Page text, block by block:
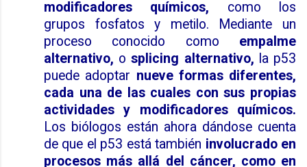
modificadores químicos, como los
grupos fosfatos y metilo. Mediante un
proceso conocido como empalme
alternativo, osplicing alternativo, la p53
puede adoptar nueve formas diferentes,
cada una de las cuales con sus propias
actividades y modificadores químicos.
Los biólogos están ahora dándose cuenta
de que el p53 está también involucrado en
procesos más allá del cáncer, como en